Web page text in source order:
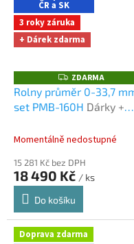
ČR a SK
3 roky záruka
+ Dárek zdarma
Z
D
A
R
ZDARMA
Rolny průměr 0-33,7 mm -
set PMB-160H Dárky +
nákupu na e-shopu
Momentálně nedostupné
15 281 Kč bez DPH
18 490 Kč / ks
Do košíku
Doprava zdarma